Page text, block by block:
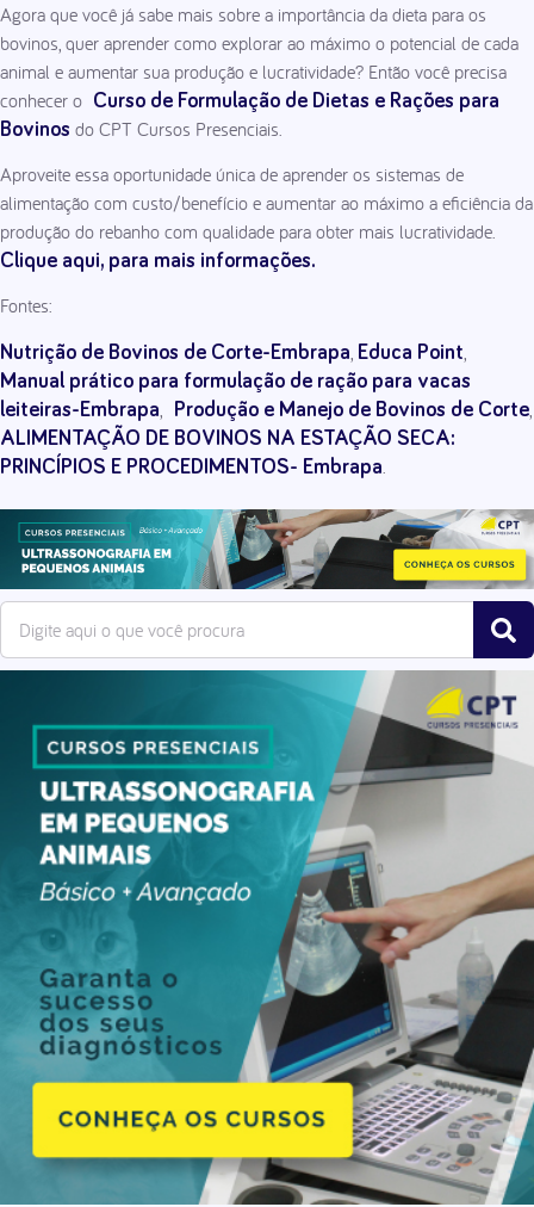
Agora que você já sabe mais sobre a importância da dieta para os
bovinos, quer aprender como explorar ao máximo o potencial de cada
animal e aumentar sua produção e lucratividade? Então você precisa
conhecer o Curso de Formulação de Dietas e Rações para
Bovinos do CPT Cursos Presenciais.
Aproveite essa oportunidade única de aprender os sistemas de
alimentação com custo/benefício e aumentar ao máximo a eficiência da
produção do rebanho com qualidade para obter mais lucratividade.
Clique aqui, para mais informações.
Fontes:
Nutrição de Bovinos de Corte-Embrapa Educa Point
Manual prático para formulação de ração para vacas
leiteiras-Embrapa
Produção e Manejo de Bovinos de Corte
ALIMENTAÇÃO DE BOVINOS NA ESTAÇÃO SECA:
PRINCÍPIOS E PROCEDIMENTOS- Embrapa